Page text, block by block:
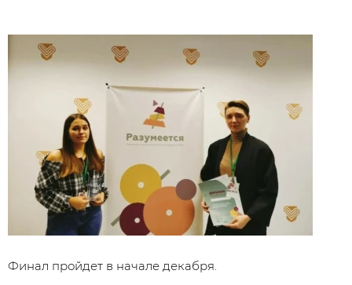
Финал пройдет в начале декабря.